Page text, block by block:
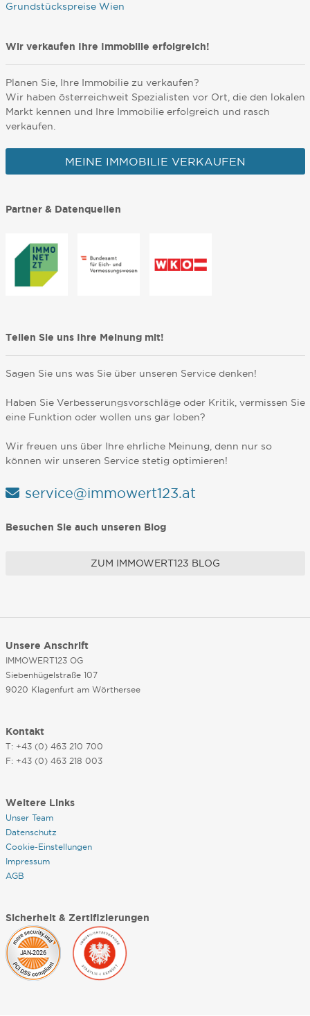
Grundstückspreise Wien
Wir verkaufen Ihre Immobilie erfolgreich!
Planen Sie, Ihre Immobilie zu verkaufen?
Wir haben österreichweit Spezialisten vor Ort, die den lokalen
Markt kennen und Ihre Immobilie erfolgreich und rasch
verkaufen.
MEINE IMMOBILIE VERKAUFEN
Partner & Datenquellen
Teilen Sie uns Ihre Meinung mit!
Sagen Sie uns was Sie über unseren Service denken!
Haben Sie Verbesserungsvorschläge oder Kritik, vermissen Sie
eine Funktion oder wollen uns gar loben?
Wir freuen uns über Ihre ehrliche Meinung, denn nur so
können wir unseren Service stetig optimieren!
service@immowert123.at
Besuchen Sie auch unseren Blog
ZUM IMMOWERT123 BLOG
Unsere Anschrift
IMMOWERT123 OG
Siebenhügelstraße 107
9020 Klagenfurt am Wörthersee
Kontakt
T: +43 (0) 463 210 700
F: +43 (0) 463 218 003
Weitere Links
Unser Team
Datenschutz
Cookie-Einstellungen
Impressum
AGB
Sicherheit & Zertifizierungen